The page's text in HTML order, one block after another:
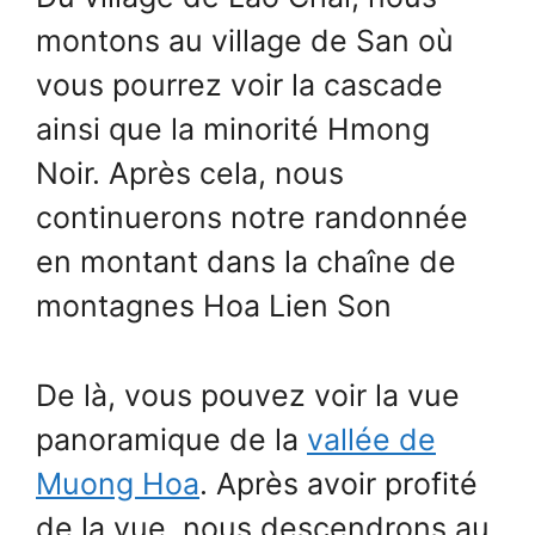
montons au village de San où
vous pourrez voir la cascade
ainsi que la minorité Hmong
Noir. Après cela, nous
continuerons notre randonnée
en montant dans la chaîne de
montagnes Hoa Lien Son
De là, vous pouvez voir la vue
panoramique de la vallée de
Muong Hoa. Après avoir profité
de la vue, nous descendrons au